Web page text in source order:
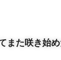
た咲き始め